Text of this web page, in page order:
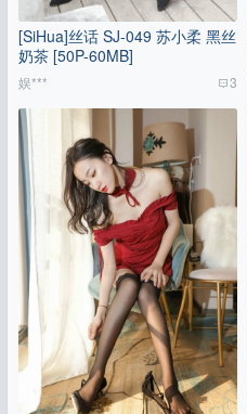
[SiHua]丝话 SJ-049 苏小柔 黑丝
奶茶 [50P-60MB]
娱*** 3